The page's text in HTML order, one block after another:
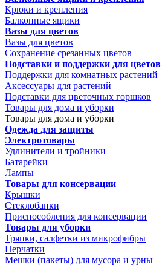
Крюки и крепления
Балконные ящики
Вазы для цветов
Вазы для цветов
Сохранение срезанных цветов
Подставки и поддержки для цветов
Поддержки для комнатных растений
Аксессуары для растений
Подставки для цветочных горшков
Товары для дома и уборки
Товары для дома и уборки
Одежда для защиты
Электротовары
Удлинители и тройники
Батарейки
Лампы
Товары для консервации
Крышки
Стеклобанки
Приспособления для консервации
Товары для уборки
Тряпки, салфетки из микрофибры
Перчатки
Мешки (пакеты) для мусора и урны